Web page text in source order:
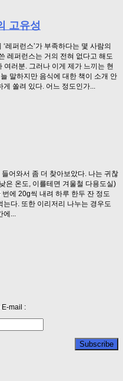
고유성
레퍼런스’가 부족하다는 몇 사람의
레퍼런스는 거의 전혀 없다고 해도
여러분. 그러나 이게 제가 느끼는 현
말하지만 음식에 대한 책이 소개 안
쏠려 있다. 어느 정도인가...
어와서 좀 더 찾아보았다. 나는 귀찮
은 온도, 이를테면 겨울철 다용도실)
에 20g씩 내려 하루 한두 잔 정도
다. 또한 이리저리 나누는 경우도
에...
mail :